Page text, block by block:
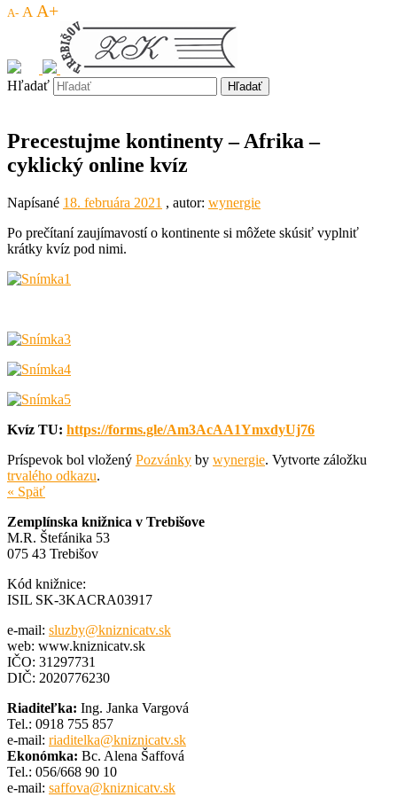
A- A A+
Hľadať
Precestujme kontinenty – Afrika –
cyklický online kvíz
Napísané 18. februára 2021 , autor: wynergie
Po prečítaní zaujímavostí o kontinente si môžete skúsiť vyplniť
krátky kvíz pod nimi.
Kvíz TU: https://forms.gle/Am3AcAA1YmxdyUj76
Príspevok bol vložený Pozvánky by wynergie. Vytvorte záložku
trvalého odkazu.
« Späť
Zemplínska knižnica v Trebišove
M.R. Štefánika 53
075 43 Trebišov
Kód knižnice:
ISIL SK-3KACRA03917
e-mail: sluzby@kniznicatv.sk
web: www.kniznicatv.sk
IČO: 31297731
DIČ: 2020776230
Riaditeľka: Ing. Janka Vargová
Tel.: 0918 755 857
e-mail: riaditelka@kniznicatv.sk
Ekonómka: Bc. Alena Šaffová
Tel.: 056/668 90 10
e-mail: saffova@kniznicatv.sk